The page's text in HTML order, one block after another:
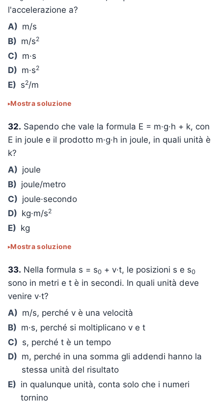
l'accelerazione a?
A) m/s
B) m/s2
C) m·s
D) m·s2
E) s2/m
Mostra soluzione
32. Sapendo che vale la formula E = m·g·h + k, con
E in joule e il prodotto m·g·h in joule, in quali unità è
k?
A) joule
B) joule/metro
C) joule·secondo
D) kg·m/s2
E) kg
Mostra soluzione
33. Nella formula s = s0 + v·t, le posizioni s e s0
sono in metri e t è in secondi. In quali unità deve
venire v·t?
A) m/s, perché v è una velocità
B) m·s, perché si moltiplicano v e t
C) s, perché t è un tempo
D) m, perché in una somma gli addendi hanno la
stessa unità del risultato
E) in qualunque unità, conta solo che i numeri
tornino